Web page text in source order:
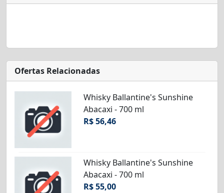
Ofertas Relacionadas
Whisky Ballantine's Sunshine
Abacaxi - 700 ml
R$ 56,46
Whisky Ballantine's Sunshine
Abacaxi - 700 ml
R$ 55,00